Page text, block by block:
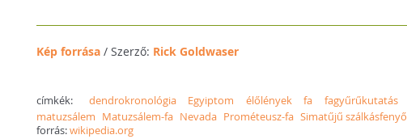
Kép forrása / Szerző: Rick Goldwaser
címkék: dendrokronológia Egyiptom élőlények fa fagyűrűkutatás
matuzsálem Matuzsálem-fa Nevada Prométeusz-fa Simatűjű szálkásfenyő
forrás:wikipedia.org